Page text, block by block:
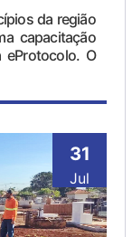
da região
capacitação
eProtocolo. O
31
Jul